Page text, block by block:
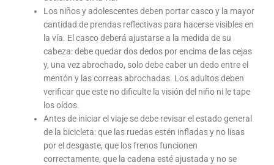
Los niños y adolescentes deben portar casco y la mayor
cantidad de prendas reflectivas para hacerse visibles en
la vía. El casco deberá ajustarse a la medida de su
cabeza: debe quedar dos dedos por encima de las cejas
y, una vez abrochado, solo debe caber un dedo entre el
mentón y las correas abrochadas. Los adultos deben
verificar que este no dificulte la visión del niño ni le tape
los oídos.
Antes de iniciar el viaje se debe revisar el estado general
de la bicicleta: que las ruedas estén infladas y no lisas
por el desgaste, que los frenos funcionen
correctamente, que la cadena esté ajustada y no se